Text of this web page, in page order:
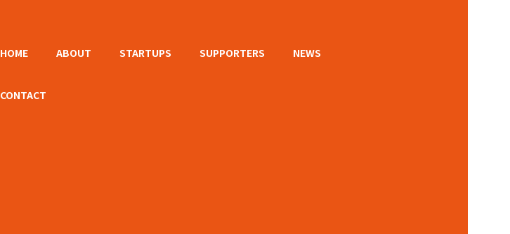
HOME ABOUT STARTUPS SUPPORTERS NEWS
CONTACT